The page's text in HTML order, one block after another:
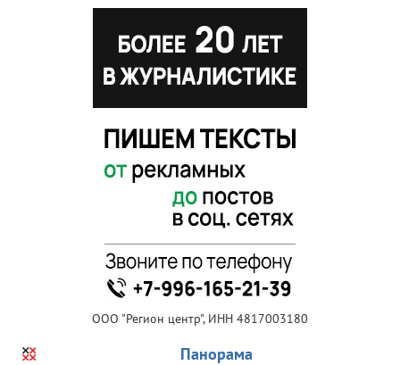
ООО "Регион центр", ИНН 4817003180
Панорама